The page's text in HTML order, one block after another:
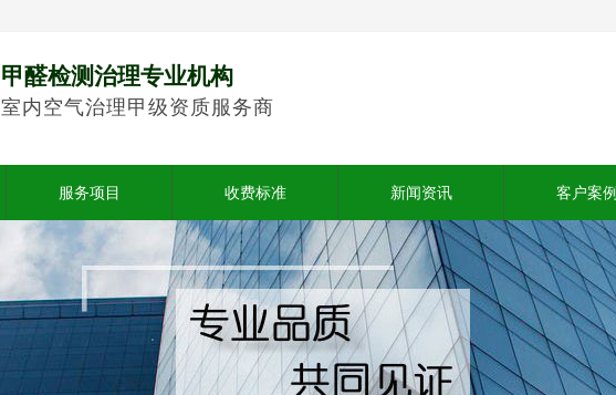
甲醛检测治理专业机构
室内空气治理甲级资质服务商
服务项目 收费标准 新闻资讯 客户案例